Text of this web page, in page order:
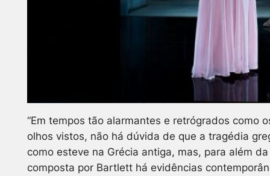
“Em tempos tão alarmantes e retrógrados como
olhos vistos, não há dúvida de que a tragédia
como esteve na Grécia antiga, mas, para além
composta por Bartlett há evidências